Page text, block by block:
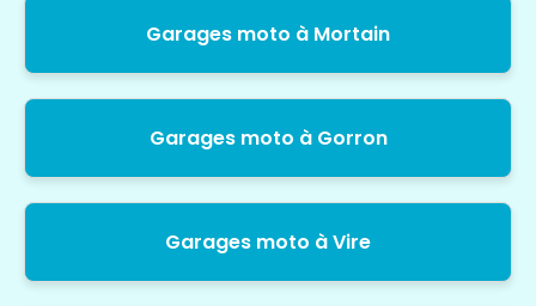
Garages moto à Mortain
Garages moto à Gorron
Garages moto à Vire